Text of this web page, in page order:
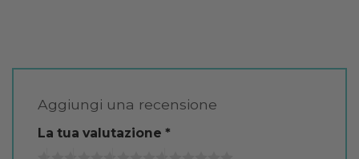
Aggiungi una recensione
La tua valutazione *